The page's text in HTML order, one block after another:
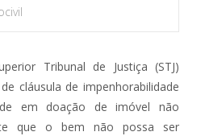
Tribunal de Justiça (STJ)
cláusula de impenhorabilidade
em doação de imóvel não
que o bem não possa ser